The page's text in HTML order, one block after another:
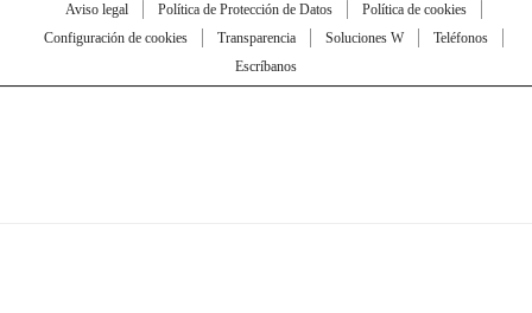
Aviso legal Política de Protección de Datos
Política de cookies
Configuración de cookies
Transparencia Soluciones W
Teléfonos
Escríbanos